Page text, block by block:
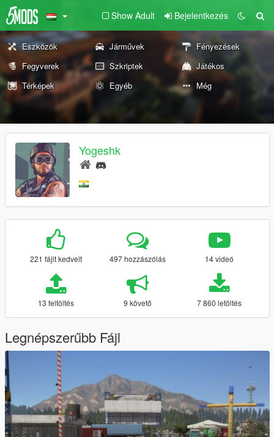
Show Adult Bejelentkezés
Eszközök Járművek
Fényezések
Fegyverek
Szkriptek
Játékos
Térképek
Egyéb Még
Yogeshk
221 fájlt kedvelt 497 hozzászólás 14 videó
13 feltöltés 9 követő 7 860 letöltés
Legnépszerűbb Fájl